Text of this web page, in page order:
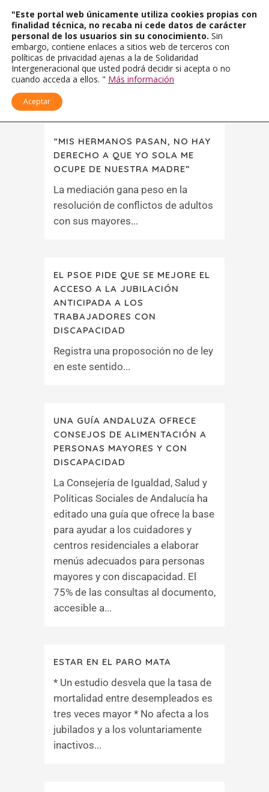
“MIS HERMANOS PASAN, NO HAY
DERECHO A QUE YO SOLA ME
OCUPE DE NUESTRA MADRE”
La mediación gana peso en la
resolución de conflictos de adultos
con sus mayores...
EL PSOE PIDE QUE SE MEJORE EL
ACCESO A LA JUBILACIÓN
ANTICIPADA A LOS
TRABAJADORES CON
DISCAPACIDAD
Registra una proposoción no de ley
en este sentido...
UNA GUÍA ANDALUZA OFRECE
CONSEJOS DE ALIMENTACIÓN A
PERSONAS MAYORES Y CON
DISCAPACIDAD
La Consejería de Igualdad, Salud y
Políticas Sociales de Andalucía ha
editado una guía que ofrece la base
para ayudar a los cuidadores y
centros residenciales a elaborar
menús adecuados para personas
mayores y con discapacidad. El
75% de las consultas al documento,
accesible a...
ESTAR EN EL PARO MATA
* Un estudio desvela que la tasa de
mortalidad entre desempleados es
tres veces mayor * No afecta a los
jubilados y a los voluntariamente
inactivos...
"Este portal web únicamente utiliza cookies propias con
finalidad técnica, no recaba ni cede datos de carácter
personal de los usuarios sin su conocimiento. Sin
embargo, contiene enlaces a sitios web de terceros con
políticas de privacidad ajenas a la de Solidaridad
Intergeneracional que usted podrá decidir si acepta o no
cuando acceda a ellos. " Más información
Aceptar